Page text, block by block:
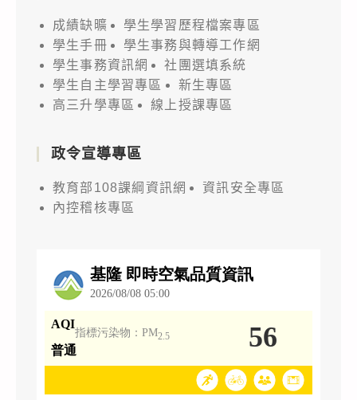
成績缺曠
學生學習歷程檔案專區
學生手冊
學生事務與轉導工作網
學生事務資訊網
社團選填系統
學生自主學習專區
新生專區
高三升學專區
線上授課專區
政令宣導專區
教育部108課綱資訊網
資訊安全專區
內控稽核專區